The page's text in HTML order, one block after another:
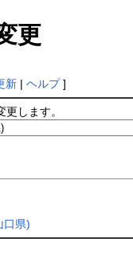
更
新| ヘルプ]
更します。
口県)